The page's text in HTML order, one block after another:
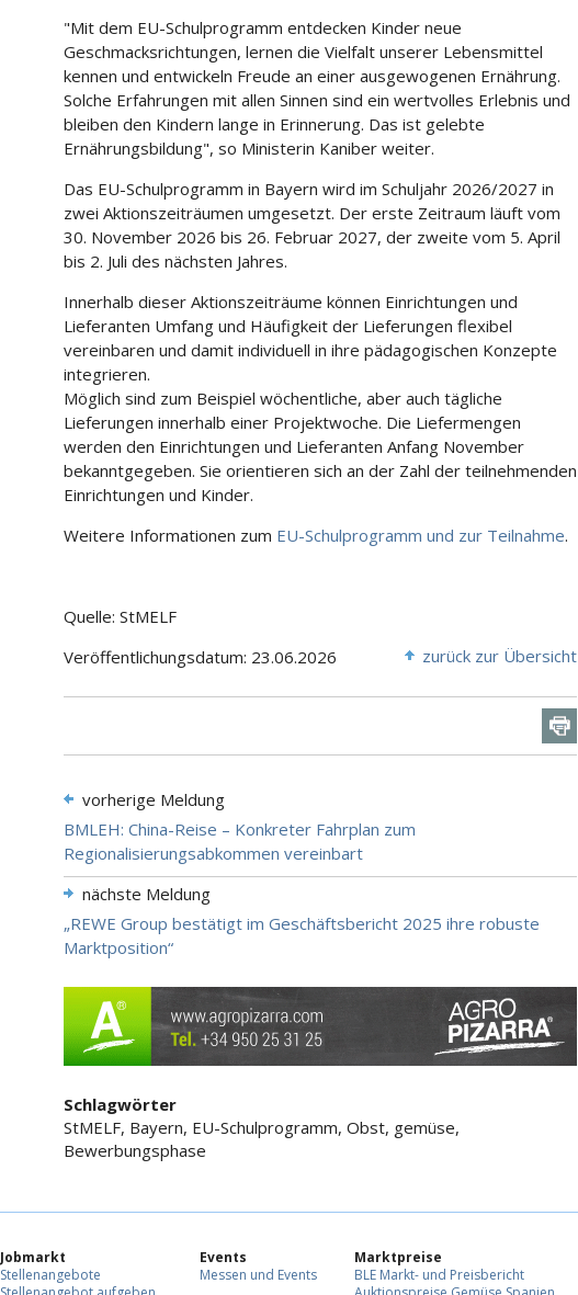
"Mit dem EU-Schulprogramm entdecken Kinder neue
Geschmacksrichtungen, lernen die Vielfalt unserer Lebensmittel
kennen und entwickeln Freude an einer ausgewogenen Ernährung.
Solche Erfahrungen mit allen Sinnen sind ein wertvolles Erlebnis und
bleiben den Kindern lange in Erinnerung. Das ist gelebte
Ernährungsbildung", so Ministerin Kaniber weiter.
Das EU-Schulprogramm in Bayern wird im Schuljahr 2026/2027 in
zwei Aktionszeiträumen umgesetzt. Der erste Zeitraum läuft vom
30. November 2026 bis 26. Februar 2027, der zweite vom 5. April
bis 2. Juli des nächsten Jahres.
Innerhalb dieser Aktionszeiträume können Einrichtungen und
Lieferanten Umfang und Häufigkeit der Lieferungen flexibel
vereinbaren und damit individuell in ihre pädagogischen Konzepte
integrieren.
Möglich sind zum Beispiel wöchentliche, aber auch tägliche
Lieferungen innerhalb einer Projektwoche. Die Liefermengen
werden den Einrichtungen und Lieferanten Anfang November
bekanntgegeben. Sie orientieren sich an der Zahl der teilnehmenden
Einrichtungen und Kinder.
Weitere Informationen zum EU-Schulprogramm und zur Teilnahme.
Quelle: StMELF
Veröffentlichungsdatum: 23.06.2026
zurück zur Übersicht
vorherige Meldung
BMLEH: China-Reise – Konkreter Fahrplan zum
Regionalisierungsabkommen vereinbart
nächste Meldung
„REWE Group bestätigt im Geschäftsbericht 2025 ihre robuste
Marktposition“
Schlagwörter
StMELF, Bayern, EU-Schulprogramm, Obst, gemüse,
Bewerbungsphase
Jobmarkt
Stellenangebote
Events
Messen und Events
Marktpreise
BLE Markt- und Preisbericht